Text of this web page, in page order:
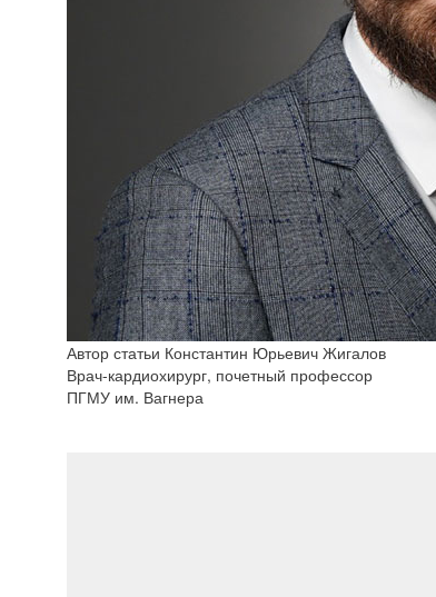
Автор статьи Константин Юрьевич Жигалов
Врач-кардиохирург, почетный профессор
ПГМУ им. Вагнера